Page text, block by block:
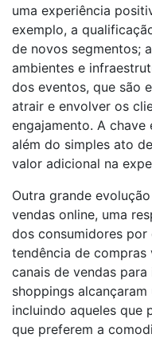
uma experiência
exemplo, a
de novos segmentos;
ambientes e
dos eventos, que são
atrair e envolver os
engajamento. A
além do simples ato
valor adicional na
Outra grande
vendas online, uma
dos consumidores por
tendência de
canais de vendas
shoppings
incluindo aqueles que
que preferem a